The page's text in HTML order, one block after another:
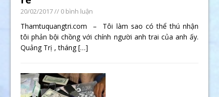
20/02/2017// 0 bình luận
Thamtuquangtri.com – Tôi làm sao có thể thú nhận
tôi phản bội chồng với chính người anh trai của anh ấy.
Quảng Trị , tháng[…]